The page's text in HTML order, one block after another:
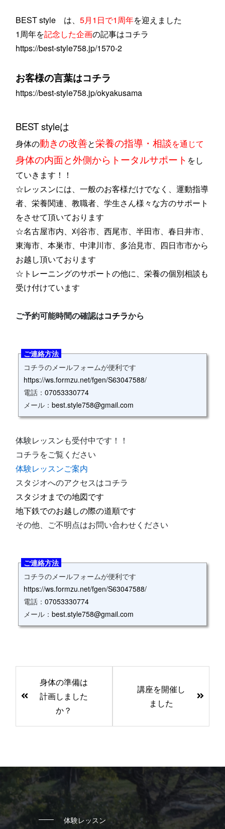
BEST style は、 5月1日で1周年を迎えました
1周年を記念した企画の記事はコチラ
https://best-style758.jp/1570-2
お客様の言葉はコチラ
https://best-style758.jp/okyakusama
BEST styleは
身体の動きの改善と栄養の指導・相談を通じて
身体の内面と外側からトータルサポート をし
ていきます！！
☆レッスンには、一般のお客様だけでなく、運動指導
者、栄養関連、教職者、学生さん様々な方のサポート
をさせて頂いております
☆名古屋市内、刈谷市、西尾市、半田市、春日井市、
東海市、本巣市、中津川市、多治見市、四日市市から
お越し頂いております
☆トレーニングのサポートの他に、栄養の個別相談も
受け付けています
ご予約可能時間の確認はコチラから
ご連絡方法
コチラのメールフォームが便利です
https://ws.formzu.net/fgen/S63047588/
電話： 07053330774
メール： best.style758@gmail.com
体験レッスンも受付中です！！
コチラをご覧ください
体験レッスンご案内
スタジオへのアクセスはコチラ
スタジオまでの地図です
地下鉄でのお越しの際の道順です
その他、ご不明点はお問い合わせください
ご連絡方法
コチラのメールフォームが便利です
https://ws.formzu.net/fgen/S63047588/
電話： 07053330774
メール： best.style758@gmail.com
の
の
リ
ン
ク
身体の準備は
計画しました
か？
講座を開催し
ました
体験レッスン